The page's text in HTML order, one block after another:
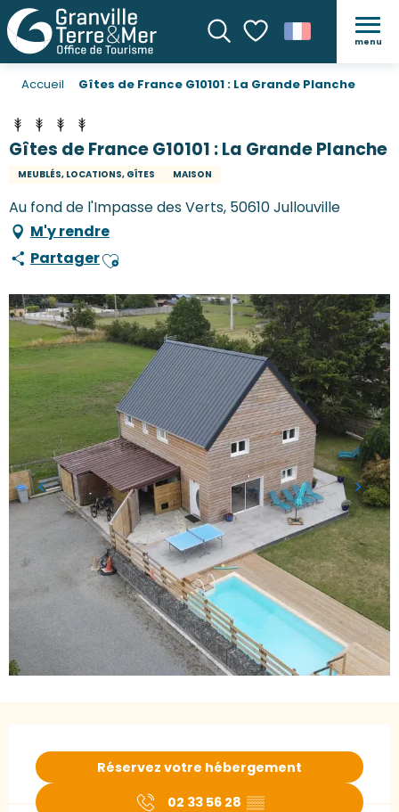
Recherche
Voir les favoris
menu
Accueil Gîtes de France G10101 : La Grande Planche
Gîtes de France G10101 : La Grande Planche
MEUBLÉS, LOCATIONS, GÎTES MAISON
Au fond de l'Impasse des Verts, 50610 Jullouville
M'y rendre
PartagerAjouter aux favoris
Réservez votre hébergement
02 33 56 28 ▒▒